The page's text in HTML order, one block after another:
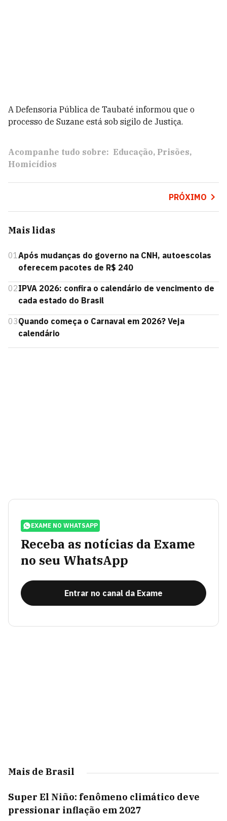
A Defensoria Pública de Taubaté informou que o
processo de Suzane está sob sigilo de Justiça.
Acompanhe tudo sobre: Educação Prisões
Homicídios
PRÓXIMO
Mais lidas
01Após mudanças do governo na CNH, autoescolas
oferecem pacotes de R$ 240
02IPVA 2026: confira o calendário de vencimento de
cada estado do Brasil
03Quando começa o Carnaval em 2026? Veja
calendário
EXAME NO WHATSAPP
Receba as notícias da Exame
no seu WhatsApp
Entrar no canal da Exame
Mais de Brasil
Super El Niño: fenômeno climático deve
pressionar inflação em 2027